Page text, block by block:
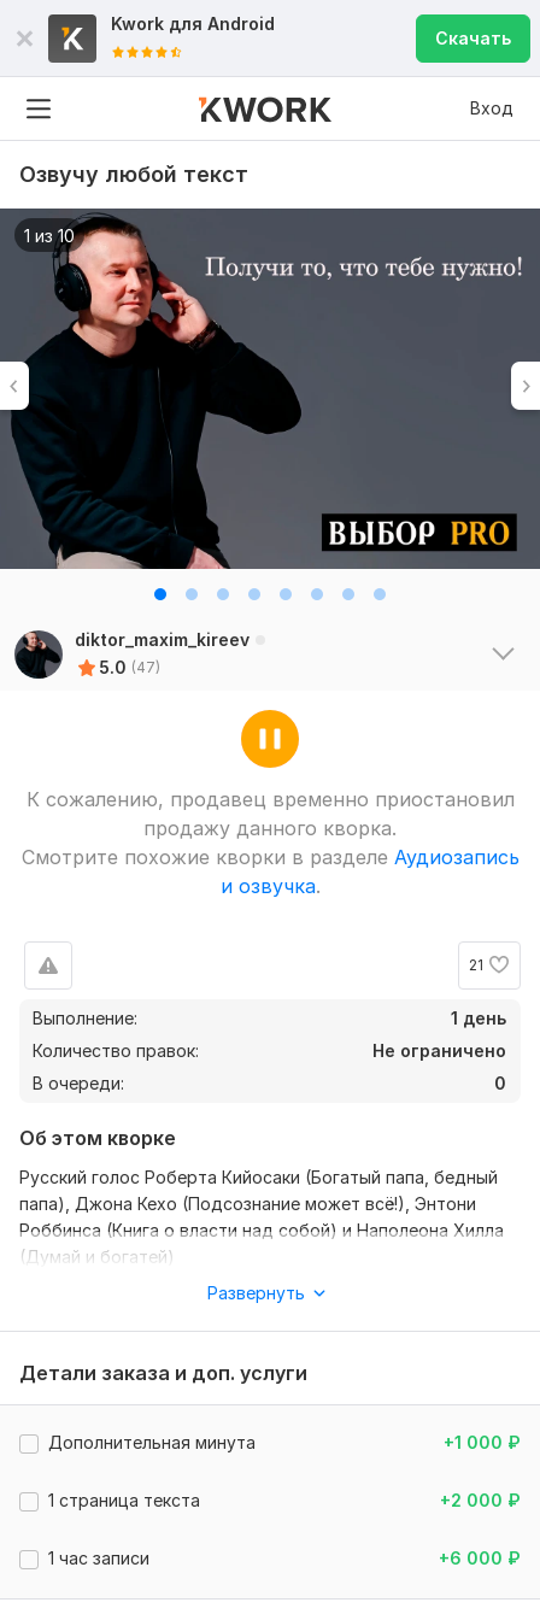
Kwork для Android
Скачать
Вход
Озвучу любой текст
1 из 10
diktor_maxim_kireev
5.0 (47)
К сожалению, продавец временно приостановил
продажу данного кворка.
Смотрите похожие кворки в разделе Аудиозапись
и озвучка.
21
Выполнение:
1 день
Количество правок:
Не ограничено
В очереди:
0
Об этом кворке
Русский голос Роберта Кийосаки (Богатый папа, бедный
папа), Джона Кехо (Подсознание может всё!), Энтони
Роббинса (Книга о власти над собой) и Наполеона Хилла
(Думай и богатей)
- аудиокниги, анонсы для ТРЦ (торгово развлекательный
другое.
- официальный, информационный, деловой, разговорный,
озвучено более 100 аудиокниг.
Файлы
Развернуть
Детали заказа и доп. услуги
Дополнительная минута +1 000 ₽
1 страница текста +2 000 ₽
1 час записи +6 000 ₽
Multilvl 1 год назад